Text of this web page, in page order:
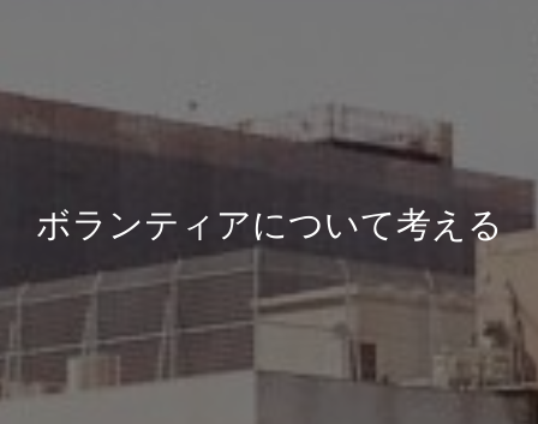
ボランティアについて考える